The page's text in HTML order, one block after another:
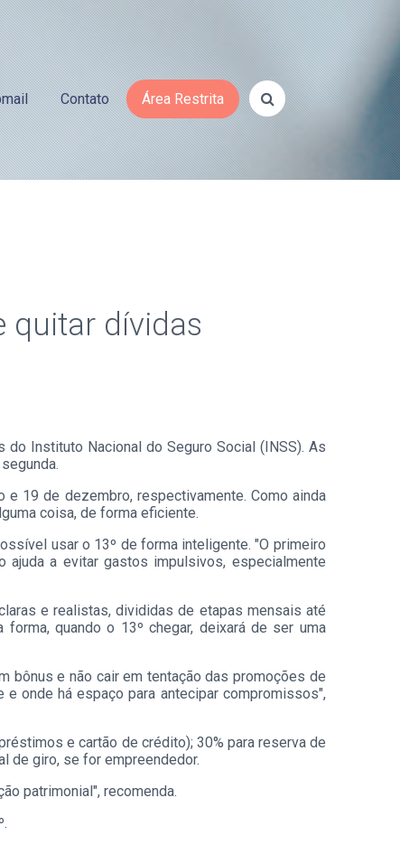
Contato Área Restrita
quitar dívidas
Instituto Nacional do Seguro Social (INSS). As
19 de dezembro, respectivamente. Como ainda
coisa, de forma eficiente.
usar o 13º de forma inteligente. "O primeiro
a evitar gastos impulsivos, especialmente
e realistas, divididas de etapas mensais até
quando o 13º chegar, deixará de ser uma
bônus e não cair em tentação das promoções de
onde há espaço para antecipar compromissos",
e cartão de crédito); 30% para reserva de
de giro, se for empreendedor.
patrimonial", recomenda.